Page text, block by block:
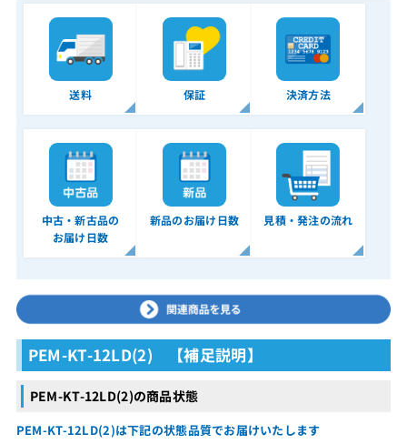
送料 保証 決済方法
中古・新古品の
お届け日数
新品のお届け日数 見積・発注の流れ
PEM-KT-12LD(2) 【補足説明】
PEM-KT-12LD(2)の商品状態
PEM-KT-12LD(2)は下記の状態品質でお届けいたします